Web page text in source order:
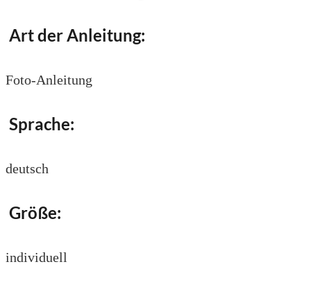
Art der Anleitung:
Foto-Anleitung
Sprache:
deutsch
Größe:
individuell